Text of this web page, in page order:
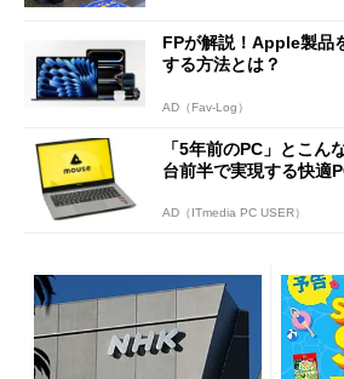
FPが解説！Apple製品
する方法とは？
AD（Fav-Log）
「5年前のPC」とこん
台前半で実現する快適
AD（ITmedia PC USER）